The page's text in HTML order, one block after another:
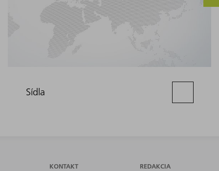
Sídla
KONTAKT REDAKCIA